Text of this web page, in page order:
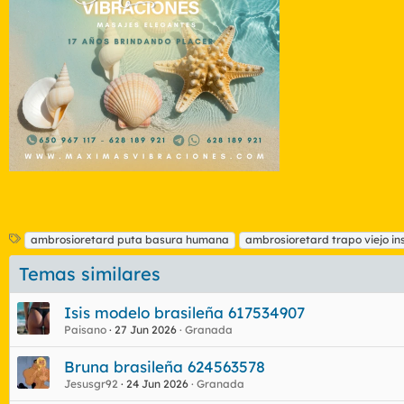
E
t
i
u
e
t
a
s
ambrosioretard puta basura humana ambrosioretard trapo viejo
Temas similares
Isis modelo brasileña 617534907
Paisano 27 Jun 2026 Granada
Bruna brasileña 624563578
Jesusgr92 24 Jun 2026 Granada